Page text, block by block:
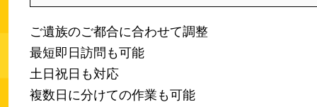
ご遺族のご都合に合わせて調整
最短即日訪問も可能
土日祝日も対応
複数日に分けての作業も可能